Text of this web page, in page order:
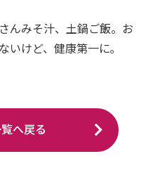
んみそ汁、土鍋ご飯。お
いけど、健康第一に｡
へ戻る